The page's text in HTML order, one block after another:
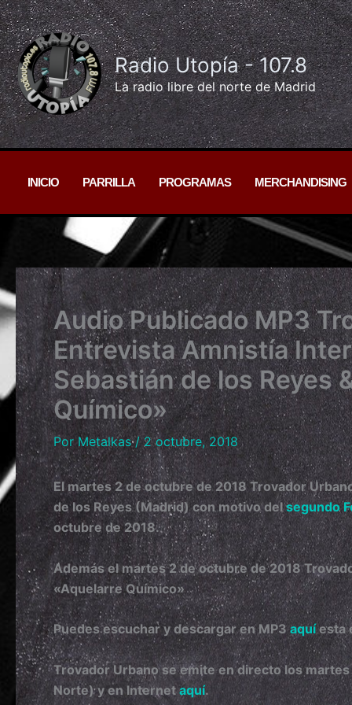
Ir
al
contenido
Radio Utopía - 107.8
La radio libre del norte de Madrid
INICIO PARRILLA PROGRAMAS MERCHANDISING
Audio Publicado MP3
Entrevista Amnistía
Sebastián de los Reyes
Químico»
PorMetalkas/2 octubre, 2018
El martes 2 de octubre de 2018 Trovador
de los Reyes (Madrid) con motivo delsegundo
octubre de 2018.
Además el martes 2 de octubre de 2018
«Aquelarre Químico»
Puedes escuchar y descargar en MP3aquíesta
Trovador Urbano se emite en directo los
Norte) y en Internetaquí.